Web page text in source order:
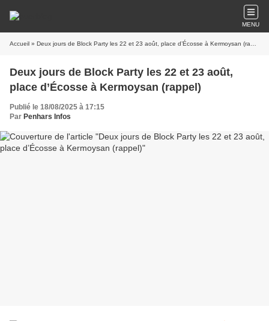
MENU
Accueil » Deux jours de Block Party les 22 et 23 août, place d’Écosse à Kermoysan (rappel)
Deux jours de Block Party les 22 et 23 août,
place d’Écosse à Kermoysan (rappel)
Publié le 18/08/2025 à 17:15
Par Penhars Infos